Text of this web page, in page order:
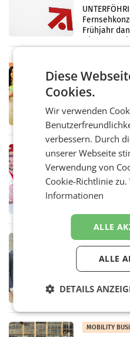
Frühjahr
Eine
Müller
Über den
Altstoff
„Kreislauf-
Müller-
RETAIL
Penny
Ober- und
WIENER
laufenden
in Haag
RETAIL
Alles
Albrecht
WIENER
Vorarlberger
MOBILITY
Diese
Cookies.
Wir verwenden
verbessern. Durch
unserer Webseite
Verwendung von
Cookie-Richtlinie zu.
Informationen
ALLE
ALLE
DETAILS